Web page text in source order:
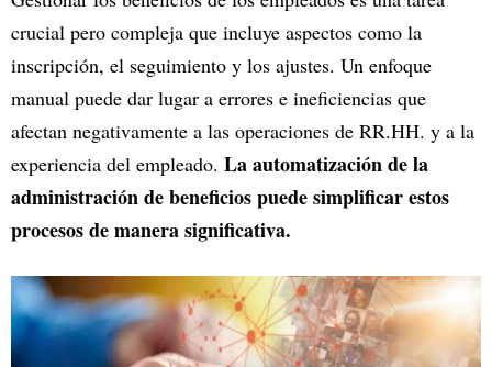
crucial pero compleja que incluye aspectos como la
inscripción, el seguimiento y los ajustes. Un enfoque
manual puede dar lugar a errores e ineficiencias que
afectan negativamente a las operaciones de RR.HH. y a la
experiencia del empleado. La automatización de la
administración de beneficios puede simplificar estos
procesos de manera significativa.